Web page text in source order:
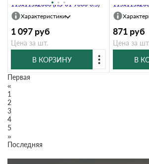
115х115х2000 (ПЭ-01-9006-0.5)
Характеристики
1 097 руб
Цена за шт.
В КОРЗИНУ
871 руб
Цена за
В
Первая
«
1
2
3
4
5
»
Последняя